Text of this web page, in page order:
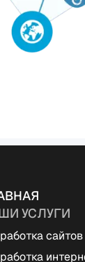
УСЛУГИ
сайтов